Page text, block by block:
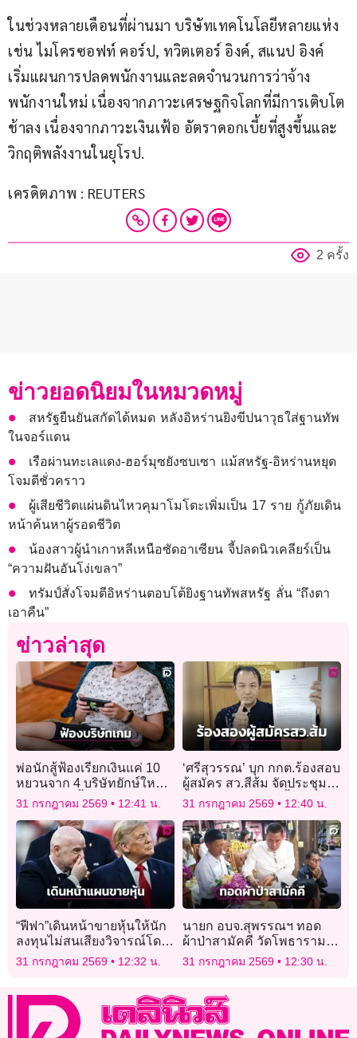
ในช่วงหลายเดือนที่ผ่านมา บริษัทเทคโนโลยีหลายแห่ง
เช่น ไมโครซอฟท์ คอร์ป, ทวิตเตอร์ อิงค์, สแนป อิงค์
เริ่มแผนการปลดพนักงานและลดจำนวนการว่าจ้าง
พนักงานใหม่ เนื่องจากภาวะเศรษฐกิจโลกที่มีการเติบโต
ช้าลง เนื่องจากภาวะเงินเฟ้อ อัตราดอกเบี้ยที่สูงขึ้นและ
วิกฤติพลังงานในยุโรป.
เครดิตภาพ : REUTERS
2 ครั้ง
ข่าวยอดนิยมในหมวดหมู่
สหรัฐยืนยันสกัดได้หมด หลังอิหร่านยิงขีปนาวุธใส่ฐานทัพ
ในจอร์แดน
เรือผ่านทะเลแดง-ฮอร์มุซยังซบเซา แม้สหรัฐ-อิหร่านหยุด
โจมตีชั่วคราว
ผู้เสียชีวิตแผ่นดินไหวคุมาโมโตะเพิ่มเป็น 17 ราย กู้ภัยเดิน
หน้าค้นหาผู้รอดชีวิต
น้องสาวผู้นำเกาหลีเหนือซัดอาเซียน จี้ปลดนิวเคลียร์เป็น
“ความฝันอันโง่เขลา”
ทรัมป์สั่งโจมตีอิหร่านตอบโต้ยิงฐานทัพสหรัฐ ลั่น “ถึงตา
เอาคืน”
ข่าวล่าสุด
พ่อนักสู้ฟ้องเรียกเงินแค่ 10
หยวนจาก 4 บริษัทยักษ์ใหญ่
วงการเกม จี้สังคายนาระบบ
กันเด็กติดเกม
31 กรกฎาคม 2569 12:41 น.
‘ศรีสุวรรณ’ บุก กกต.ร้องสอบ
ผู้สมัคร สว.สีส้ม จัดประชุม
ก่อนเลือก เข้าข่ายฮั้วด้วย
หรือไม่
31 กรกฎาคม 2569 12:40 น.
“ฟีฟา”เดินหน้าขายหุ้นให้นัก
ลงทุนไม่สนเสียงวิจารณ์โดย
เฉพาะจากยูฟา
31 กรกฎาคม 2569 12:32 น.
นายก อบจ.สุพรรณฯ ทอด
ผ้าป่าสามัคคี วัดโพธาราม
ระดมทุนสาธารณประโยชน์
31 กรกฎาคม 2569 12:30 น.